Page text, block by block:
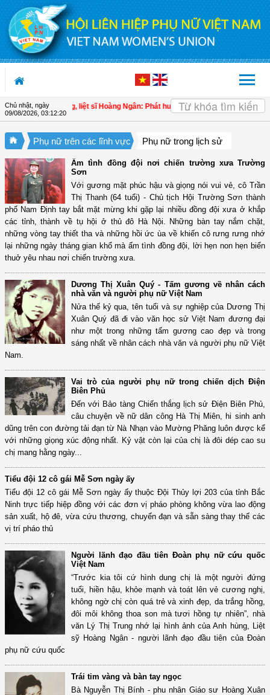
Truy cập nội dung luôn
Chủ nhật, ngày
09/08/2026, 03:12:21
lượng vũ trang, liệt sĩ Hoàng Ngân: Phát huy truyền thống, nỗ lực xây dựng
Phụ nữ trên các lĩnh vực Phụ nữ trong lịch sử
Ấm tình đồng đội nơi chiến trường xưa Trường
Sơn
Với gương mặt phúc hậu và giọng nói vui vẻ, cô Trần
Thị Thanh (64 tuổi) - Chủ tịch Hội Trường Sơn thành
phố Nam Định tay bắt mặt mừng khi gặp lại nhiều đồng đội xưa ở khắp
các tỉnh, thành về tụ hội ở thủ đô Hà Nội. Những bàn tay nắm chặt,
những vòng tay thiết tha và những hồi ức ùa về khiến cô rưng rưng nhớ
lại những ngày tháng gian khổ mà ấm tình đồng đội, lời hẹn non hẹn biển
thuở yêu nhau nơi chiến trường xưa.
Dương Thị Xuân Quý - Tấm gương về nhân cách
nhà văn và người phụ nữ Việt Nam
Nửa thế kỷ qua, tên tuổi và sự nghiệp của Dương Thị
Xuân Quý đã đi vào văn học sử Việt Nam đương đại
như một trong những tấm gương cao đẹp và trong
sáng nhất về nhân cách nhà văn và người phụ nữ Việt
Nam.
Vai trò của người phụ nữ trong chiến dịch Điện
Biên Phủ
Đến với Bảo tàng Chiến thắng lịch sử Điện Biên Phủ,
câu chuyện về nữ dân công Hà Thị Miên, hi sinh anh
dũng trên con đường tải đạn từ Nà Nhạn vào Mường Phăng luôn được kể
với những giọng xúc động nhất. Kỷ vật còn lại của chị là đôi dép cao su
chị mang hằng ngày...
Tiểu đội 12 cô gái Mễ Sơn ngày ấy
Tiểu đội 12 cô gái Mễ Sơn ngày ấy thuộc Đội Thủy lợi 203 của tỉnh Bắc
Ninh trực tiếp hiệp đồng với các đơn vị pháo phòng không vừa lao động
sản xuất, hộ đê, vừa cứu thương, chuyển đạn và sẵn sàng thay thế các
vị trí pháo thủ
Người lãnh đạo đầu tiên Đoàn phụ nữ cứu quốc
Việt Nam
“Trước kia tôi cứ hình dung chị là một người đứng
tuổi, hiền hậu, khỏe mạnh và toát lên vẻ cương nghị,
không ngờ chị còn quá trẻ và xinh đẹp, da trắng hồng,
đôi môi không thoa son mà tươi hồng tự nhiên”, nhà
văn Lý Thị Trung nhớ lại hình ảnh của Anh hùng, Liệt
sỹ Hoàng Ngân - người lãnh đạo đầu tiên của Đoàn
phụ nữ cứu quốc
Trái tim vàng và bàn tay ngọc
Bà Nguyễn Thị Bính - phu nhân Giáo sư Hoàng Xuân